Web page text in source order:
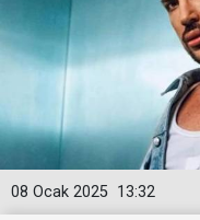
13:32
08 Ocak 2025